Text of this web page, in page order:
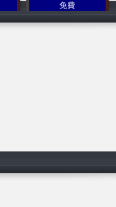
讀家補習班
免費